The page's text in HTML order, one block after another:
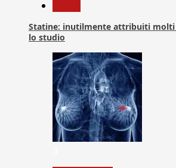
Statine: inutilmente attribuiti
lo studio